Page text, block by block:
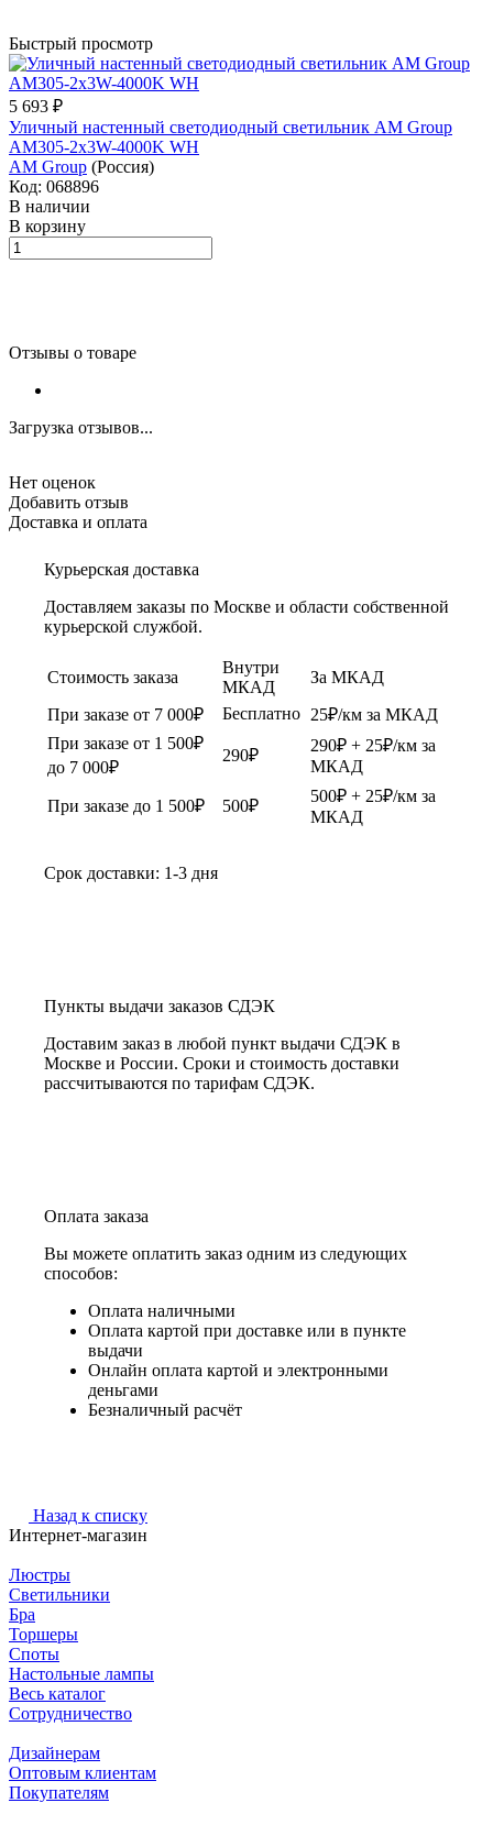
Быстрый просмотр
5 693 ₽
Уличный настенный светодиодный светильник AM Group
AM305-2x3W-4000K WH
AM Group (Россия)
Код: 068896
В наличии
В корзину
Отзывы о товаре
Загрузка отзывов...
Нет оценок
Добавить отзыв
Доставка и оплата
Курьерская доставка
Доставляем заказы по Москве и области собственной
курьерской службой.
Стоимость заказа
Внутри
МКАД
За МКАД
При заказе от 7 000₽
Бесплатно 25₽/км за МКАД
При заказе от 1 500₽
до 7 000₽
290₽
290₽ + 25₽/км за
МКАД
При заказе до 1 500₽ 500₽
500₽ + 25₽/км за
МКАД
Срок доставки: 1-3 дня
Пункты выдачи заказов СДЭК
Доставим заказ в любой пункт выдачи СДЭК в
Москве и России. Сроки и стоимость доставки
рассчитываются по тарифам СДЭК.
Оплата заказа
Вы можете оплатить заказ одним из следующих
способов:
Оплата наличными
Оплата картой при доставке или в пункте
выдачи
Онлайн оплата картой и электронными
деньгами
Безналичный расчёт
Назад к списку
Интернет-магазин
Люстры
Светильники
Бра
Торшеры
Споты
Настольные лампы
Весь каталог
Сотрудничество
Дизайнерам
Оптовым клиентам
Покупателям